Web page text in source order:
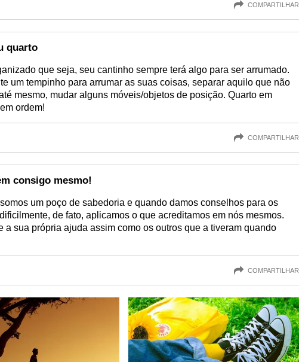
COMPARTILHAR
quarto
que seja, seu cantinho sempre terá algo para ser arrumado.
um tempinho para arrumar as suas coisas, separar aquilo que não
mesmo, mudar alguns móveis/objetos de posição. Quarto em
ordem!
COMPARTILHAR
consigo mesmo!
um poço de sabedoria e quando damos conselhos para os
de fato, aplicamos o que acreditamos em nós mesmos.
a sua própria ajuda assim como os outros que a tiveram quando
COMPARTILHAR